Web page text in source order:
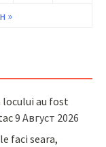
»
locului au fost
9 Август 2026
faci seara,